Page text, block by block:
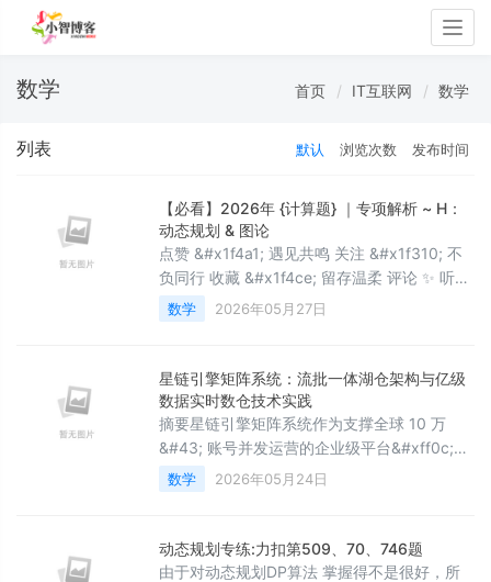
数学 首页 IT互联网 数学
列表 默认 浏览次数 发布时间
【必看】2026年 {计算题} ｜专项解析 ~ H：
动态规划 & 图论
点赞 &#x1f4a1; 遇见共鸣 关注 &#x1f310; 不
负同行 收藏 &#x1f4ce; 留存温柔 评论 ✨ 听见
心声 七、动态规划 【第1题】1、张先生向商店
订的某一厂商品&#xff0c;每件定价 100 元
说“如果你肯减价&#xff0c;每减价 1 元&#xff0c;
我就多订 3 件商品 ”&#xff0c;经理算了一下
&#xf
数学 2026年05月27日
星链引擎矩阵系统：流批一体湖仓架构与亿级
数据实时数仓技术实践
摘要星链引擎矩阵系统作为支撑全球 10 万
&#43; 账号并发运营的企业级平台&#xff0c;每
天需要处理超 2 亿条用户行为数据、1000 万
&#43; 条内容元数据、500 万 &#43; 条平台
异构数据源。传统 T&#43;1 离线数仓架构存在
数据延迟高、流批口径不一致、查询性能差、
数学 2026年05月24日
动态规划专练:力扣第509、70、746题
由于对动态规划DP算法 掌握得不是很好，所